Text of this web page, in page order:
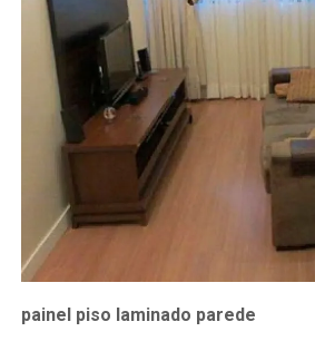
painel piso laminado parede